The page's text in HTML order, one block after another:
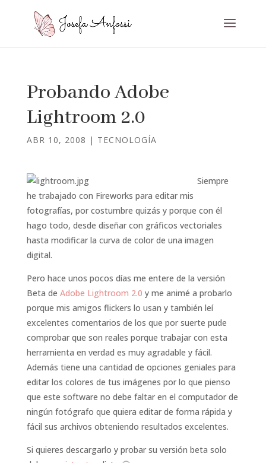
Probando Adobe
Lightroom 2.0
ABR 10, 2008 | TECNOLOGÍA
Siempre
he trabajado con Fireworks para editar mis
fotografías, por costumbre quizás y porque con él
hago todo, desde diseñar con gráficos vectoriales
hasta modificar la curva de color de una imagen
digital.
Pero hace unos pocos días me entere de la versión
Beta de Adobe Lightroom 2.0 y me animé a probarlo
porque mis amigos flickers lo usan y también leí
excelentes comentarios de los que por suerte pude
comprobar que son reales porque trabajar con esta
herramienta en verdad es muy agradable y fácil.
Además tiene una cantidad de opciones geniales para
editar los colores de tus imágenes por lo que pienso
que este software no debe faltar en el computador de
ningún fotógrafo que quiera editar de forma rápida y
fácil sus archivos obteniendo resultados excelentes.
Si quieres descargarlo y probar su versión beta solo